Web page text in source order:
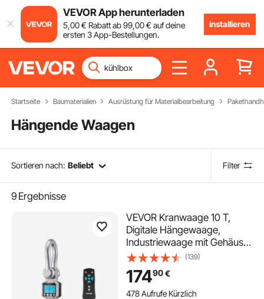
VEVOR App herunterladen
5,00€ Rabatt ab99,00€ auf deine
ersten 3 App-Bestellungen.
installieren
Startseite Baumaterialien Ausrüstung für Materialbearbeitung
Hängende Waagen
Sortieren nach: Beliebt Filter
9 Ergebnisse
VEVOR Kranwaage 10 T,
Digitale Hängewaage,
Industriewaage mit Gehäuse
aus Aluminiumguss & LCD-
Display, 2-kg-Teilung & 3-
stufiger Schalter,
Fernbedienung, Wildwaage,
(139)
17490€
478 Aufrufe Kürzlich